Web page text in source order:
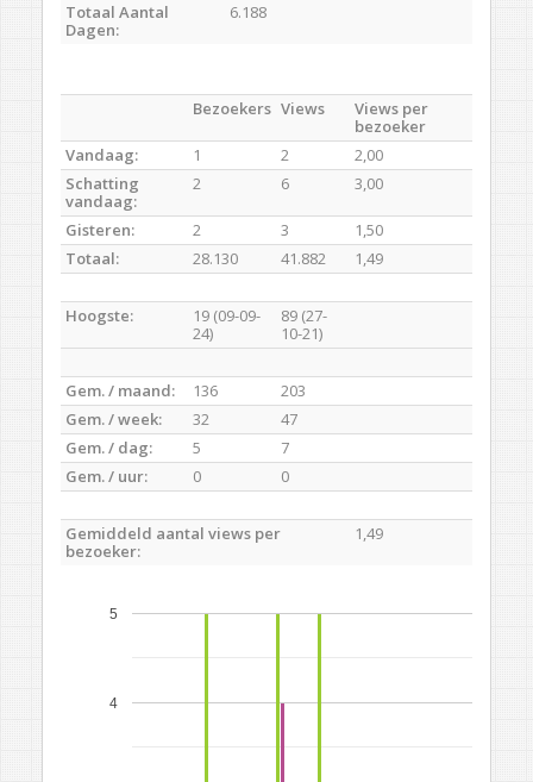
Totaal Aantal
Dagen:
6.188
Bezoekers Views
Views per
bezoeker
Vandaag:
1 2
2,00
Schatting
vandaag:
2 6 3,00
Gisteren: 2 3
1,50
Totaal:
28.130 41.882 1,49
Hoogste:
19 (09-09-
24)
89 (27-
10-21)
Gem. / maand: 136
203
Gem. / week:
32
47
Gem. / dag:
5
7
Gem. / uur:
0 0
Gemiddeld aantal views per
bezoeker:
1,49
4
5